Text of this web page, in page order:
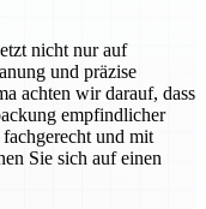
nicht nur auf
und präzise
achten wir darauf, dass
empfindlicher
und mit
Sie sich auf einen